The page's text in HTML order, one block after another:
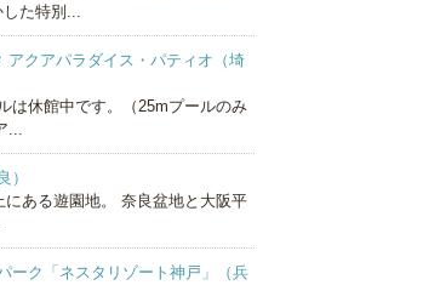
た特別...
アクアパラダイス・パティオ（埼
は休館中です。（25mプールのみ
...
）
にある遊園地。 奈良盆地と大阪平
ーク「ネスタリゾート神戸」（兵